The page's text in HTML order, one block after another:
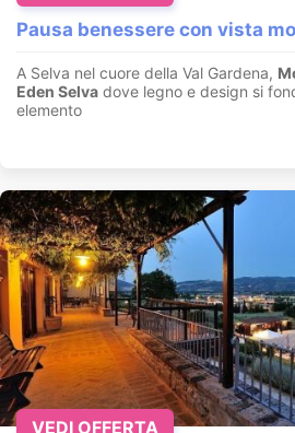
Pausa benessere con vista
A Selva nel cuore della Val Gardena,
Eden Selva dove legno e design si
elemento
VEDI OFFERTA